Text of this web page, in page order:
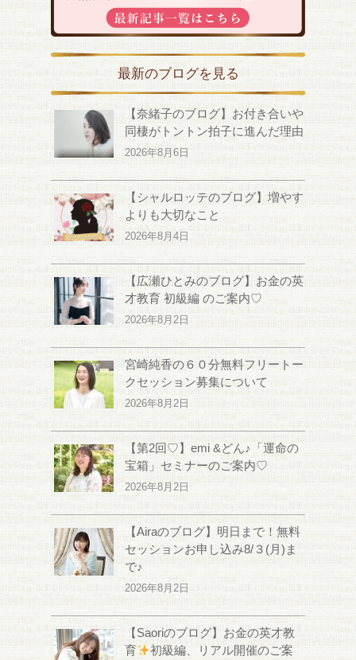
最新のブログを見る
【奈緒子のブログ】お付き合いや
同棲がトントン拍子に進んだ理由
2026年8月6日
【シャルロッテのブログ】増やす
よりも大切なこと
2026年8月4日
【広瀬ひとみのブログ】お金の英
才教育 初級編 のご案内♡
2026年8月2日
宮崎純香の６０分無料フリートー
クセッション募集について
2026年8月2日
【第2回♡】emi &どん♪「運命の
宝箱」セミナーのご案内♡
2026年8月2日
【Airaのブログ】明日まで！無料
セッションお申し込み8/３(月)ま
で♪
2026年8月2日
【Saoriのブログ】お金の英才教
育
初級編、リアル開催のご案